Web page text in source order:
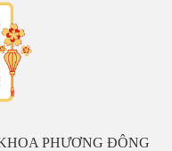
PHƯƠNG ĐÔNG